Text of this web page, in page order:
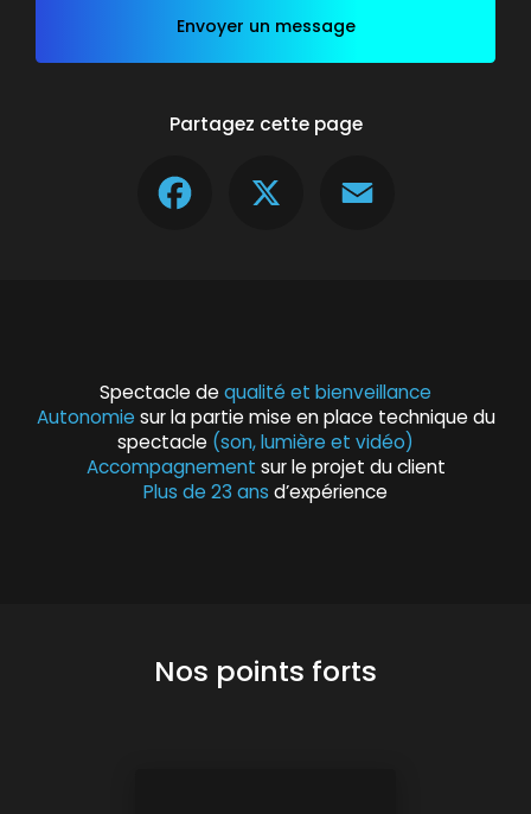
Envoyer un message
Partagez cette page
Spectacle dequalité et bienveillance
Autonomie sur la partie mise en place technique du
spectacle (son, lumière et vidéo)
Accompagnement sur le projet du client
Plus de 23 ans d’expérience
Nos points forts